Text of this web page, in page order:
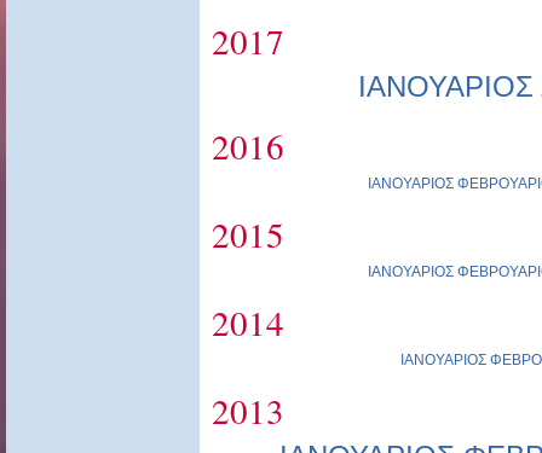
2017
ΙΑΝΟΥΑΡΙΟΣ
2016
ΙΑΝΟΥΑΡΙΟΣ
2015
ΙΑΝΟΥΑΡΙΟΣ
2014
ΙΑΝΟΥΑΡΙΟΣ
2013